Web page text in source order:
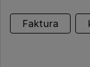
Faktura